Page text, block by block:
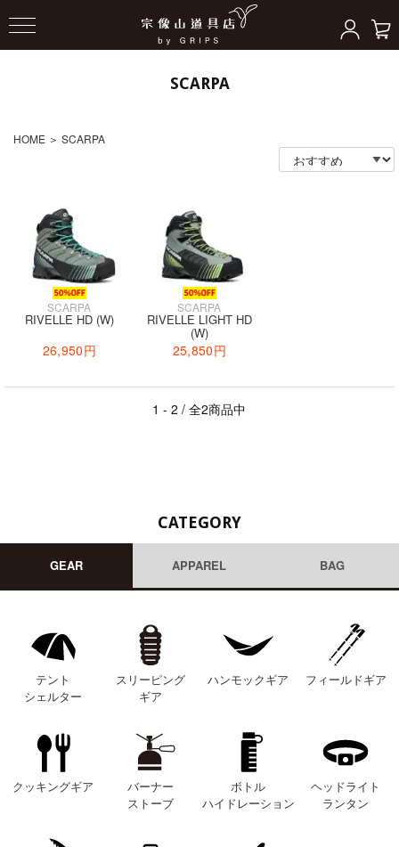
SCARPA
HOME ＞ SCARPA
SCARPA
RIVELLE HD (W)
26,950円
SCARPA
RIVELLE LIGHT HD
(W)
25,850円
1 - 2 / 全2商品中
CATEGORY
GEAR APPAREL BAG
テント
シェルター
スリーピング
ギア
ハンモックギア フィールドギア
クッキングギア
バーナー
ストーブ
ボトル
ハイドレーション
ヘッドライト
ランタン